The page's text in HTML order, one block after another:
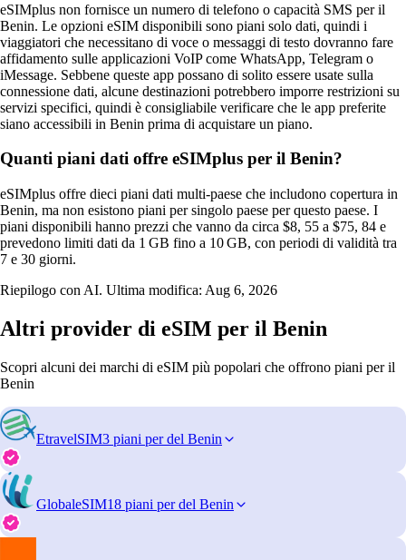
eSIMplus non fornisce un numero di telefono o capacità SMS per il
Benin. Le opzioni eSIM disponibili sono piani solo dati, quindi i
viaggiatori che necessitano di voce o messaggi di testo dovranno fare
affidamento sulle applicazioni VoIP come WhatsApp, Telegram o
iMessage. Sebbene queste app possano di solito essere usate sulla
connessione dati, alcune destinazioni potrebbero imporre restrizioni su
servizi specifici, quindi è consigliabile verificare che le app preferite
siano accessibili in Benin prima di acquistare un piano.
Quanti piani dati offre eSIMplus per il Benin?
eSIMplus offre dieci piani dati multi‑paese che includono copertura in
Benin, ma non esistono piani per singolo paese per questo paese. I
piani disponibili hanno prezzi che vanno da circa $8, 55 a $75, 84 e
prevedono limiti dati da 1 GB fino a 10 GB, con periodi di validità tra
7 e 30 giorni.
Riepilogo con AI. Ultima modifica: Aug 6, 2026
Altri provider di eSIM per il Benin
Scopri alcuni dei marchi di eSIM più popolari che offrono piani per il
Benin
EtravelSIM3 piani per del Benin
GlobaleSIM18 piani per del Benin